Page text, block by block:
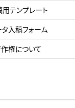
用テンプレート
入稿フォーム
権について